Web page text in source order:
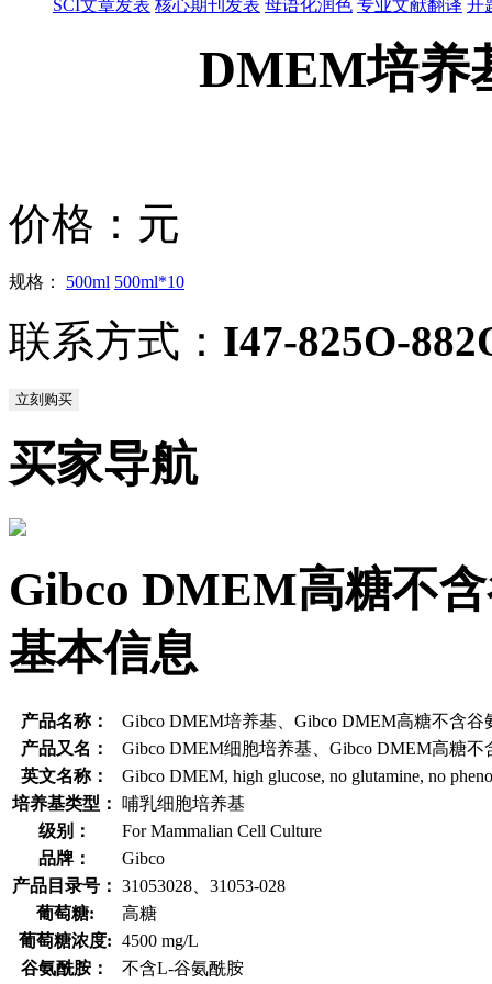
SCI文章发表 核心期刊发表 母语化润色 专业文献翻译 开
DMEM培养
价格： 元
规格： 500ml 500ml*10
联系方式： I47-825O-
立刻购买
买家导航
Gibco DMEM高糖不
基本信息
产品名称：
Gibco DMEM培养基、Gibco DMEM高糖不含
产品又名：
Gibco DMEM细胞培养基、Gibco DMEM高糖
英文名称：
Gibco DMEM, high glucose, no glutamine, no
培养基类型：
哺乳细胞培养基
级别：
For Mammalian Cell Culture
品牌：
Gibco
产品目录号： 31053028、31053-028
葡萄糖:
高糖
葡萄糖浓度: 4500 mg/L
谷氨酰胺：
不含L-谷氨酰胺